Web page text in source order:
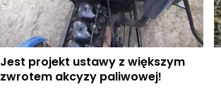
Jest projekt ustawy z większym
zwrotem akcyzy paliwowej!